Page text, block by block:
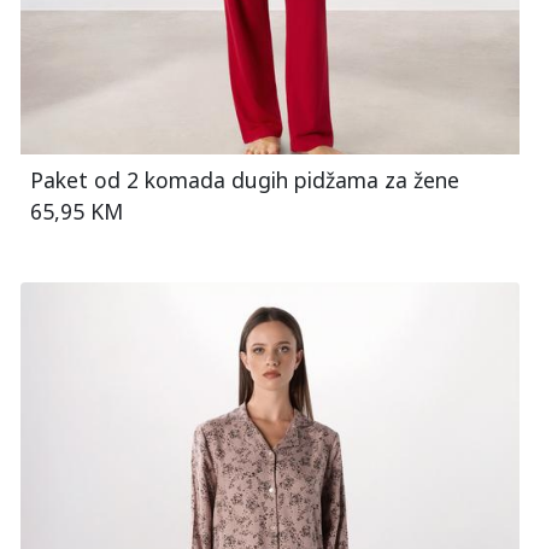
Paket od 2 komada dugih pidžama za žene
65,95 KM